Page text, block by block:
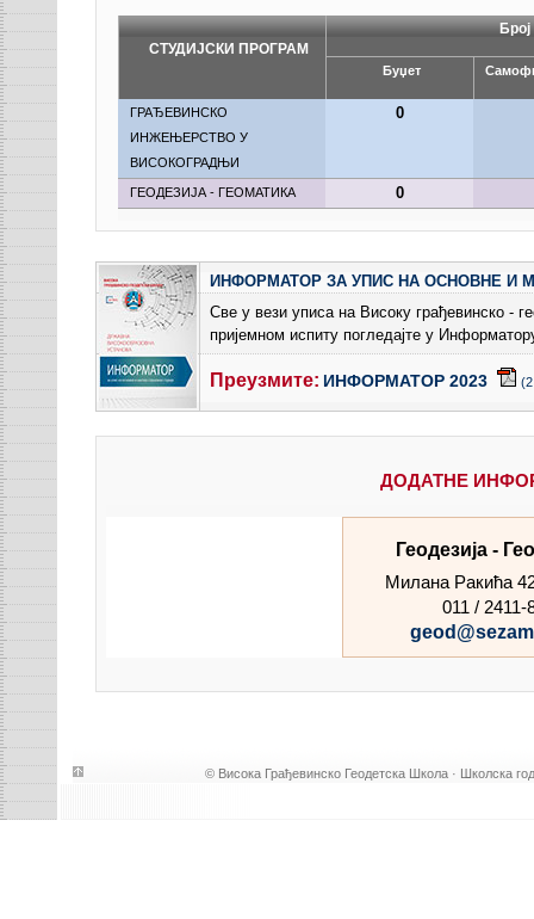
СТУДИЈСКИ ПРОГРАМ
Буџет
ГРАЂЕВИНСКО
ИНЖЕЊЕРСТВО У
ВИСОКОГРАДЊИ
0
ГЕОДЕЗИЈА - ГЕОМАТИКА 0
ИНФОРМАТОР ЗА УПИС НА ОСНОВНЕ И
Све у вези уписа на Високу грађевинско -
пријемном испиту погледајте у
Преузмите: ИНФОРМАТОР 2023
ДОДАТНЕ
Геодезија -
Милана Ракића
011 / 2411-
© Висока Грађевинско Геодетска Школа · Школска